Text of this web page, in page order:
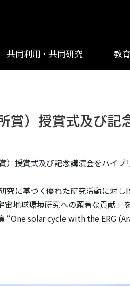
共同利用・共同研究 教
賞）授賞式及び記
授賞式及び記念講演会をハイ
に基づく優れた研究活動に対し
地球環境研究への顕著な貢献
solar cycle with the ERG